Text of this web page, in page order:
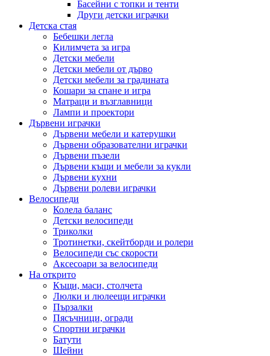
Басейни с топки и тенти
Други детски играчки
Детска стая
Бебешки легла
Килимчета за игра
Детски мебели
Детски мебели от дърво
Детски мебели за градината
Кошари за спане и игра
Матраци и възглавници
Лампи и проектори
Дървени играчки
Дървени мебели и катерушки
Дървени образователни играчки
Дървени пъзели
Дървени къщи и мебели за кукли
Дървени кухни
Дървени ролеви играчки
Велосипеди
Колела баланс
Детски велосипеди
Триколки
Тротинетки, скейтборди и ролери
Велосипеди със скорости
Аксесоари за велосипеди
На открито
Къщи, маси, столчета
Люлки и люлеещи играчки
Пързалки
Пясъчници, огради
Спортни играчки
Батути
Шейни